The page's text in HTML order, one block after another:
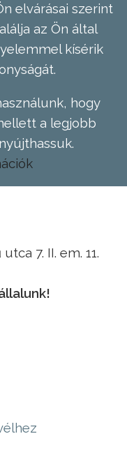
elvárásai szerint
az Ön által
kísérik
hogy
a legjobb
7. II. em. 11.